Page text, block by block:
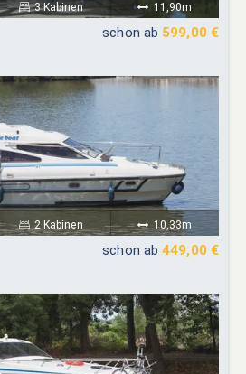
3 Kabinen 11,90m
schon ab 599,00 €
2 Kabinen 10,33m
schon ab 449,00 €